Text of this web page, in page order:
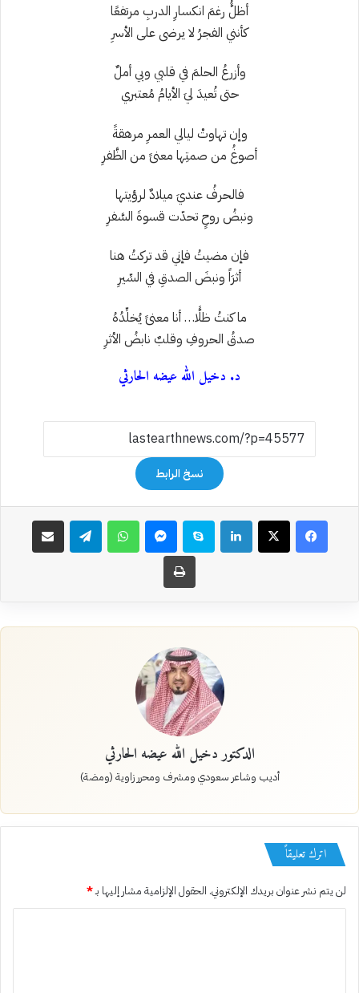
أظلَُّ رغمَ انكسارِ الدربِ مرتفعًا
كأنني الفجرُ لا يرضى على الأسرِ
وأزرعُ الحلمَ في قلبي وبي أملٌ
حتى تُعيدَ ليَ الأيامُ مُعتبري
وإن تهاوتْ ليالي العمرِ مرهقةً
أصوغُ من صمتِها معنىً من الظَّفرِ
فالحرفُ عنديَ ميلادٌ لرؤيتها
ونبضُ روحٍ تحدّت قسوةَ السَّفرِ
فإن مضيتُ فإني قد تركتُ هنا
أثرَاً ونبضَ الصدقِ في السِّيرِ
ما كنتُ ظلًّا… أنا معنىً يُخلِّدُهُ
صدقُ الحروفِ وقلبٌ نابضُ الأثرِ
د. دخيل الله عيضه الحارثي
نسخ الرابط
فيسبوك‫X لينكدإن سكايب ماسنجر واتساب تيلقرام مشاركة عبر البريد
طباعة
الدكتور دخيل الله عيضه الحارثي
أديب وشاعر سعودي ومشرف ومحرر زاوية (ومضة)
اترك تعليقاً
لن يتم نشر عنوان بريدك الإلكتروني. الحقول الإلزامية مشار إليها بـ*